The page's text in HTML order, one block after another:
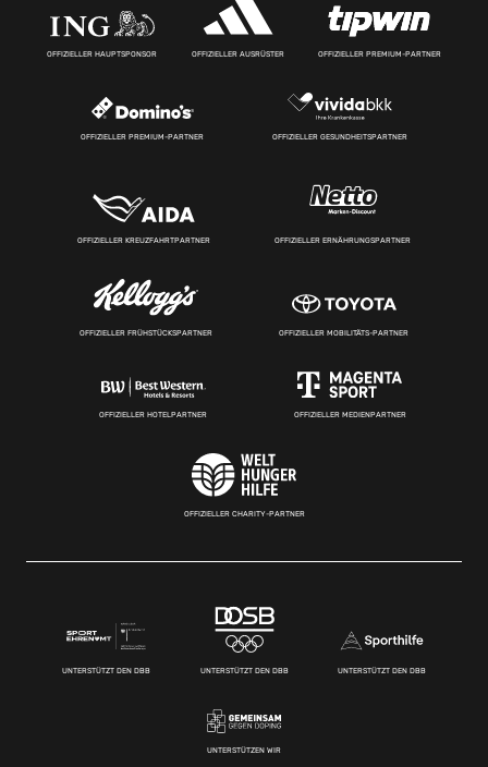
OFFIZIELLER HAUPTSPONSOR OFFIZIELLER AUSRÜSTER OFFIZIELLER PREMIUM-PARTNER
OFFIZIELLER PREMIUM-PARTNER OFFIZIELLER GESUNDHEITSPARTNER
OFFIZIELLER KREUZFAHRTPARTNER OFFIZIELLER ERNÄHRUNGSPARTNER
OFFIZIELLER FRÜHSTÜCKSPARTNER OFFIZIELLER MOBILITÄTS-PARTNER
OFFIZIELLER HOTELPARTNER OFFIZIELLER MEDIENPARTNER
OFFIZIELLER CHARITY-PARTNER
UNTERSTÜTZT DEN DBB UNTERSTÜTZT DEN DBB UNTERSTÜTZT DEN DBB
UNTERSTÜTZEN WIR